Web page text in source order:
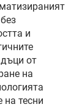
и
от
на
на тесни